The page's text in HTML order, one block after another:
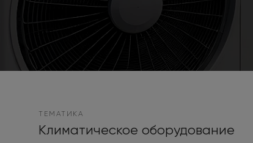
ТЕМАТИКА
Климатическое оборудование